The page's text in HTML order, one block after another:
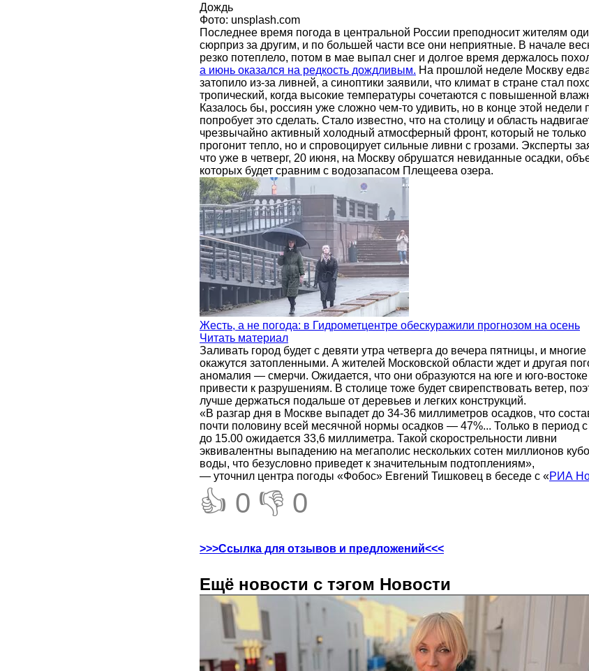
Дождь
Фото: unsplash.com
Последнее время погода в центральной России преподносит жителям
сюрприз за другим, и по большей части все они неприятные. В начале
резко потеплело, потом в мае выпал снег и долгое время держалось
а июнь оказался на редкость дождливым. На прошлой неделе Москву
затопило из-за ливней, а синоптики заявили, что климат в стране стал
тропический, когда высокие температуры сочетаются с повышенной
Казалось бы, россиян уже сложно чем-то удивить, но в конце этой недели
попробует это сделать. Стало известно, что на столицу и область
чрезвычайно активный холодный атмосферный фронт, который не только
прогонит тепло, но и спровоцирует сильные ливни с грозами. Эксперты
что уже в четверг, 20 июня, на Москву обрушатся невиданные осадки,
которых будет сравним с водозапасом Плещеева озера.
Жесть, а не погода: в Гидрометцентре обескуражили прогнозом на осень
Читать материал
Заливать город будет с девяти утра четверга до вечера пятницы, и
окажутся затопленными. А жителей Московской области ждет и другая
аномалия — смерчи. Ожидается, что они образуются на юге и юго-востоке
привести к разрушениям. В столице тоже будет свирепствовать ветер,
лучше держаться подальше от деревьев и легких конструкций.
«В разгар дня в Москве выпадет до 34-36 миллиметров осадков, что
почти половину всей месячной нормы осадков — 47%... Только в период
до 15.00 ожидается 33,6 миллиметра. Такой скорострельности ливни
эквивалентны выпадению на мегаполис нескольких сотен миллионов
воды, что безусловно приведет к значительным подтоплениям»,
— уточнил центра погоды «Фобос» Евгений Тишковец в беседе с «РИА
👍 0 👎 0
>>>Ссылка для отзывов и предложений<<<
Ещё новости с тэгом Новости